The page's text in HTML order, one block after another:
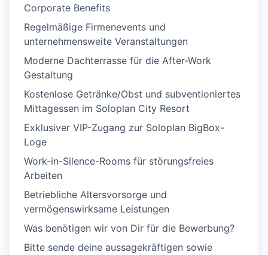
Corporate Benefits
Regelmäßige Firmenevents und
unternehmensweite Veranstaltungen
Moderne Dachterrasse für die After-Work
Gestaltung
Kostenlose Getränke/Obst und subventioniertes
Mittagessen im Soloplan City Resort
Exklusiver VIP-Zugang zur Soloplan BigBox-
Loge
Work-in-Silence-Rooms für störungsfreies
Arbeiten
Betriebliche Altersvorsorge und
vermögenswirksame Leistungen
Was benötigen wir von Dir für die Bewerbung?
Bitte sende deine aussagekräftigen sowie